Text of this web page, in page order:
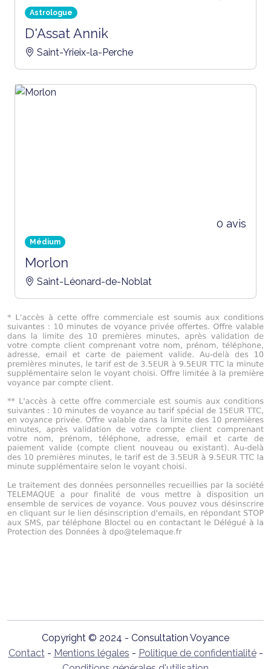
Astrologue
D'Assat Annik
Saint-Yrieix-la-Perche
0 avis
Médium
Morlon
Saint-Léonard-de-Noblat
Copyright © 2024 - Consultation Voyance
Contact- Mentions légales - Politique de confidentialité-